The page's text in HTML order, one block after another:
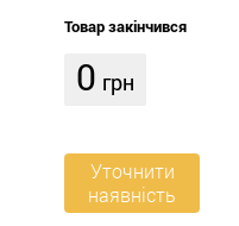
Товар закінчився
0 грн
Уточнити
наявність